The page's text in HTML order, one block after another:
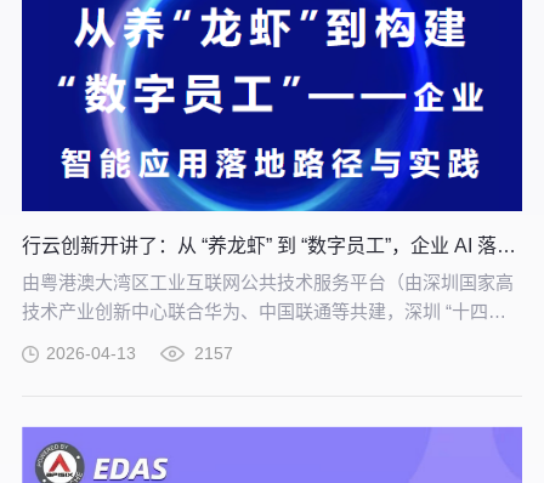
行云创新开讲了：从 “养龙虾” 到 “数字员工”，企业 AI 落地实战培训！
由粤港澳大湾区工业互联网公共技术服务平台（由深圳国家高
技术产业创新中心联合华为、中国联通等共建，深圳 “十四五”
——企业智能应用落地路径与实践】专题培训，将于 4 月 21
2026-04-13 2157